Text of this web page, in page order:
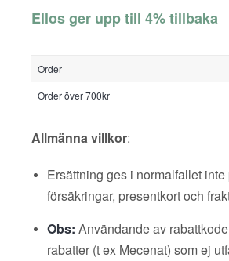
Ellos ger upp till 4% tillbaka
Order
Order över 700kr
Allmänna villkor:
Ersättning ges i normalfallet inte
försäkringar, presentkort och
Obs: Användande av
rabatter (t ex Mecenat) som ej